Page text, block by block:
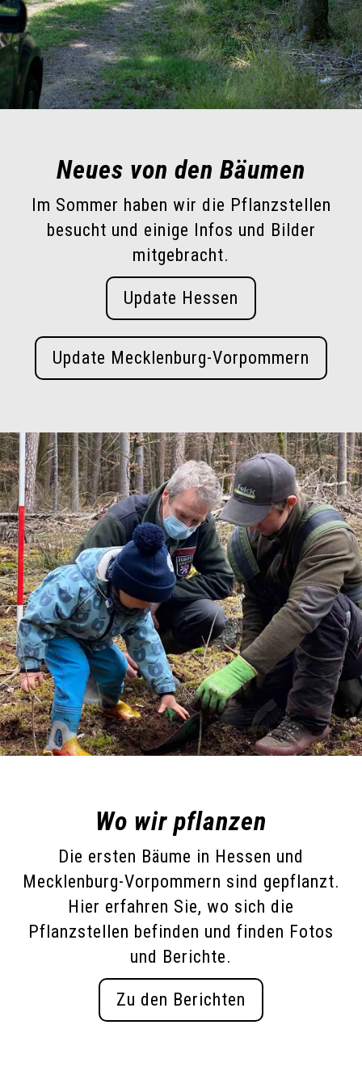
Neues von den Bäumen
Im Sommer haben wir die Pflanzstellen
besucht und einige Infos und Bilder
mitgebracht.
Update Hessen
Update Mecklenburg-Vorpommern
Wo wir pflanzen
Die ersten Bäume in Hessen und
Mecklenburg-Vorpommern sind gepflanzt.
Hier erfahren Sie, wo sich die
Pflanzstellen befinden und finden Fotos
und Berichte.
Zu den Berichten